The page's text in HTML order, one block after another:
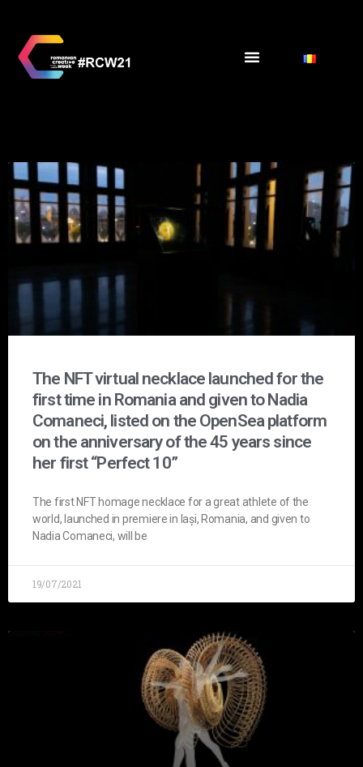
The NFT virtual necklace launched for the
first time in Romania and given to Nadia
Comaneci, listed on the OpenSea platform
on the anniversary of the 45 years since
her first “Perfect 10”
The first NFT homage necklace for a great athlete of the
world, launched in premiere in Iași, Romania, and given to
Nadia Comaneci, will be
19/07/2021